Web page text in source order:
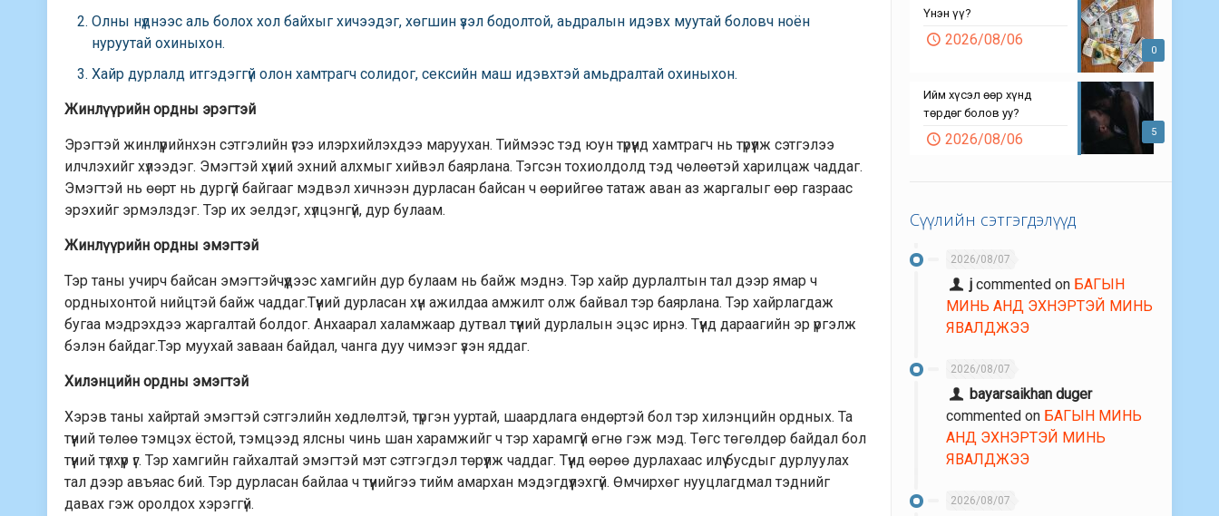
Олны нүднээс аль болох хол байхыг хичээдэг, хөгшин үзэл бодолтой, аьдралын идэвх муутай боловч ноён
нуруутай охиныхон.
Хайр дурлалд итгэдэггүй олон хамтрагч солидог, сексийн маш идэвхтэй амьдралтай охиныхон.
Жинлүүрийн ордны эрэгтэй
Эрэгтэй жинлүүрийнхэн сэтгэлийн үгээ илэрхийлэхдээ маруухан. Тиймээс тэд юун түрүүнд хамтрагч нь түрүүлж сэтгэлээ
илчлэхийг хүлээдэг. Эмэгтэй хүний эхний алхмыг хийвэл баярлана. Тэгсэн тохиолдолд тэд чөлөөтэй харилцаж чаддаг.
Эмэгтэй нь өөрт нь дургүй байгааг мэдвэл хичнээн дурласан байсан ч өөрийгөө татаж аван аз жаргалыг өөр газраас
эрэхийг эрмэлздэг. Тэр их эелдэг, хүлцэнгүй, дур булаам.
Жинлүүрийн ордны эмэгтэй
Тэр таны учирч байсан эмэгтэйчүүдээс хамгийн дур булаам нь байж мэднэ. Тэр хайр дурлалтын тал дээр ямар ч
ордныхонтой нийцтэй байж чаддаг.Түүний дурласан хүн ажилдаа амжилт олж байвал тэр баярлана. Тэр хайрлагдаж
бугаа мэдрэхдээ жаргалтай болдог. Анхаарал халамжаар дутвал түүний дурлалын эцэс ирнэ. Түүнд дараагийн эр үргэлж
бэлэн байдаг.Тэр муухай заваан байдал, чанга дуу чимээг үзэн яддаг.
Хилэнцийн ордны эмэгтэй
Хэрэв таны хайртай эмэгтэй сэтгэлийн хөдлөлтэй, түргэн ууртай, шаардлага өндөртэй бол тэр хилэнцийн ордных. Та
түүний төлөө тэмцэх ёстой, тэмцээд ялсны чинь шан харамжийг ч тэр харамгүй өгнө гэж мэд. Төгс төгөлдөр байдал бол
түүний түлхүүр үг. Тэр хамгийн гайхалтай эмэгтэй мэт сэтгэгдэл төрүүлж чаддаг. Түүнд өөрөө дурлахаас илүү бусдыг дурлуулах
тал дээр авъяас бий. Тэр дурласан байлаа ч түүнийгээ тийм амархан мэдэгдүүлэхгүй. Өмчирхөг нууцлагдмал тэднийг
давах гэж оролдох хэрэггүй.
0
Үнэн үү?
2026/08/06
5
Ийм хүсэл өөр хүнд
төрдөг болов уу?
2026/08/06
Сүүлийн сэтгэгдэлүүд
2026/08/07
j commented on БАГЫН
МИНЬ АНД ЭХНЭРТЭЙ МИНЬ
ЯВАЛДЖЭЭ
2026/08/07
bayarsaikhan duger
commented on БАГЫН МИНЬ
АНД ЭХНЭРТЭЙ МИНЬ
ЯВАЛДЖЭЭ
2026/08/07